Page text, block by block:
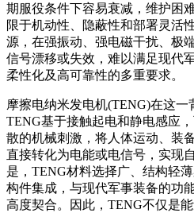
期服役条件下容易衰减，维护困
限于机动性、隐蔽性和部署灵活
源，在强振动、强电磁干扰、极
信号漂移或失效，难以满足现代
柔性化及高可靠性的多重要求。
摩擦电纳米发电机(TENG)在这一
TENG基于接触起电和静电感应
散的机械刺激，将人体运动、装
直接转化为电能或电信号，实现
是，TENG材料选择广、结构轻
构件集成，与现代军事装备的功
高度契合。因此，TENG不仅是